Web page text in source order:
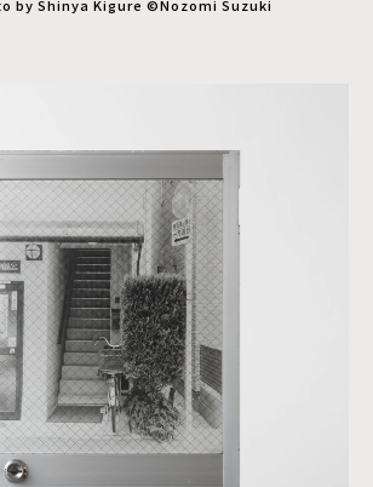
by Shinya Kigure ©Nozomi Suzuki